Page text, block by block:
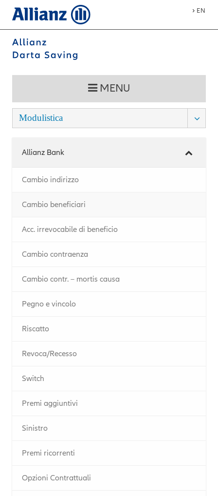
› EN
MENU
Modulistica
Allianz Bank
Cambio indirizzo
Cambio beneficiari
Acc. irrevocabile di beneficio
Cambio contraenza
Cambio contr. – mortis causa
Pegno e vincolo
Riscatto
Revoca/Recesso
Switch
Premi aggiuntivi
Sinistro
Premi ricorrenti
Opzioni Contrattuali